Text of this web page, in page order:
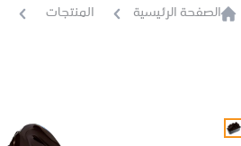
الصفحة الرئيسية المنتجات